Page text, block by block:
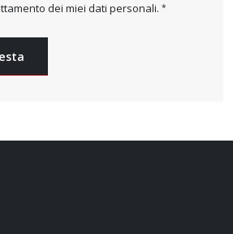
dei miei dati personali.